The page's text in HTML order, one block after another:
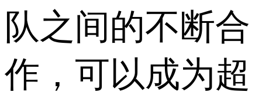
队之间的不断合
作，可以成为超